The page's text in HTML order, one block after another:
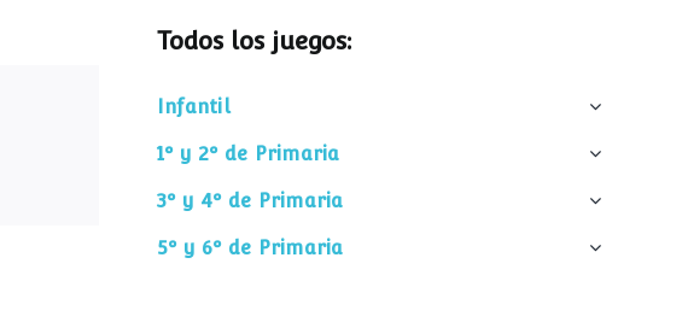
Todos los juegos:
Infantil
1º y 2º de Primaria
3º y 4º de Primaria
5º y 6º de Primaria